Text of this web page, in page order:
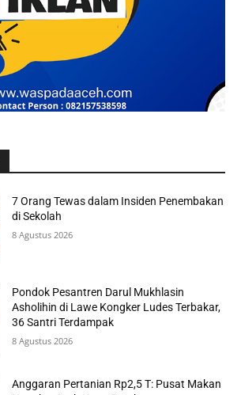
7 Orang Tewas dalam Insiden Penembakan
di Sekolah
8 Agustus 2026
Pondok Pesantren Darul Mukhlasin
Asholihin di Lawe Kongker Ludes Terbakar,
36 Santri Terdampak
8 Agustus 2026
Anggaran Pertanian Rp2,5 T: Pusat Makan